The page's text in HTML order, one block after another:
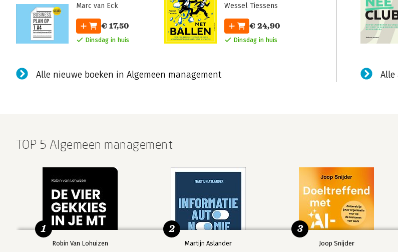
Marc van Eck
€ 17,50
Dinsdag in huis
Wessel Tiessens
€ 24,90
Dinsdag in huis
Alle nieuwe boeken in Algemeen management Alle
TOP 5 Algemeen management
Robin Van Lohuizen
1
Martijn Aslander
2
Joop Snijder
3